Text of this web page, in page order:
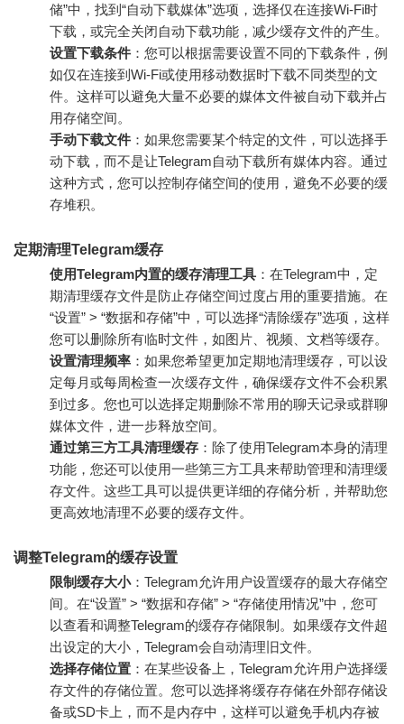
储”中，找到“自动下载媒体”选项，选择仅在连接Wi-Fi时
下载，或完全关闭自动下载功能，减少缓存文件的产生。
设置下载条件 ：您可以根据需要设置不同的下载条件，例
如仅在连接到Wi-Fi或使用移动数据时下载不同类型的文
件。这样可以避免大量不必要的媒体文件被自动下载并占
用存储空间。
手动下载文件 ：如果您需要某个特定的文件，可以选择手
动下载，而不是让Telegram自动下载所有媒体内容。通过
这种方式，您可以控制存储空间的使用，避免不必要的缓
存堆积。
定期清理Telegram缓存
使用Telegram内置的缓存清理工具 ：在Telegram中，定
期清理缓存文件是防止存储空间过度占用的重要措施。在
“设置” > “数据和存储”中，可以选择“清除缓存”选项，这样
您可以删除所有临时文件，如图片、视频、文档等缓存。
设置清理频率 ：如果您希望更加定期地清理缓存，可以设
定每月或每周检查一次缓存文件，确保缓存文件不会积累
到过多。您也可以选择定期删除不常用的聊天记录或群聊
媒体文件，进一步释放空间。
通过第三方工具清理缓存 ：除了使用Telegram本身的清理
功能，您还可以使用一些第三方工具来帮助管理和清理缓
存文件。这些工具可以提供更详细的存储分析，并帮助您
更高效地清理不必要的缓存文件。
调整Telegram的缓存设置
限制缓存大小：Telegram允许用户设置缓存的最大存储空
间。在“设置” > “数据和存储” > “存储使用情况”中，您可
以查看和调整Telegram的缓存存储限制。如果缓存文件超
出设定的大小，Telegram会自动清理旧文件。
选择存储位置 ：在某些设备上，Telegram允许用户选择缓
存文件的存储位置。您可以选择将缓存存储在外部存储设
备或SD卡上，而不是内存中，这样可以避免手机内存被